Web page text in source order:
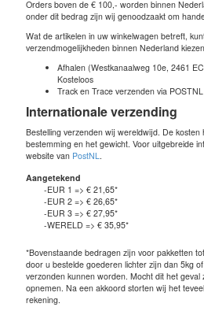
Orders boven de € 100,- worden binnen
onder dit bedrag zijn wij genoodzaakt om
Wat de artikelen in uw winkelwagen betreft,
verzendmogelijkheden binnen Nederland
Afhalen (Westkanaalweg 10e, 2461
Kosteloos
Track en Trace verzenden via
Internationale verzending
Bestelling verzenden wij wereldwijd. De
bestemming en het gewicht. Voor uitgebreide
website van PostNL
Aangetekend
-EUR 1 => € 21,65*
-EUR 2 => € 26,65*
-EUR 3 => € 27,95*
-WERELD => € 35,95*
*Bovenstaande bedragen zijn voor pakketten
door u bestelde goederen lichter zijn dan 5kg
verzonden kunnen worden. Mocht dit het
opnemen. Na een akkoord storten wij het
rekening.